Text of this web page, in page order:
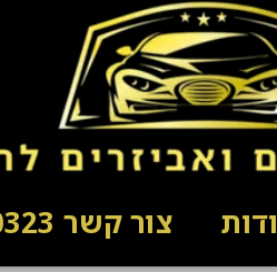
צור קשר 03-5330323